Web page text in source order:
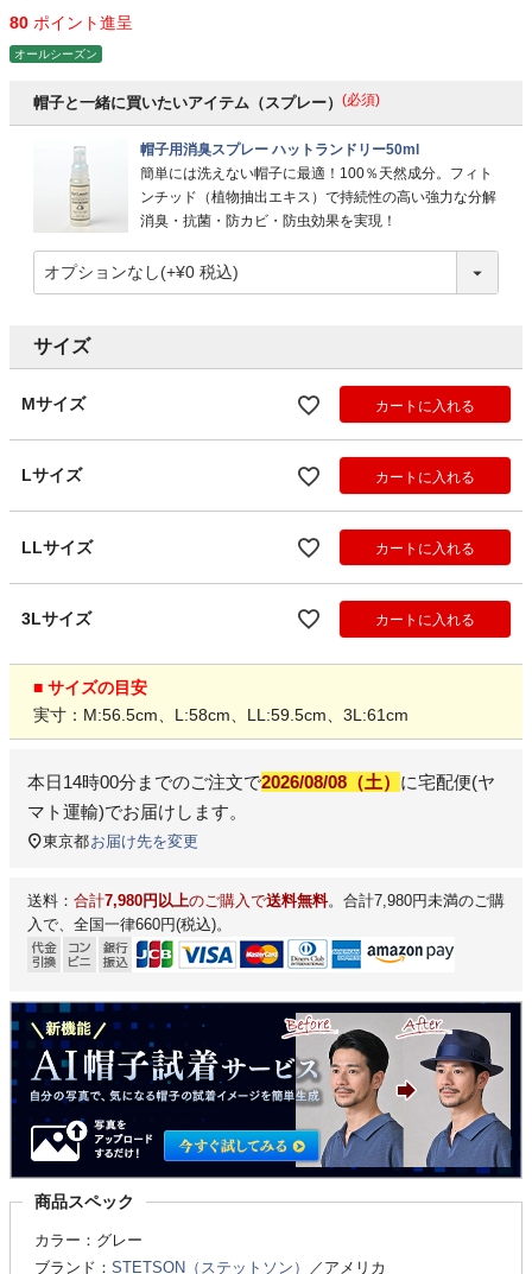
80 ポイント進呈
オールシーズン
帽子と一緒に買いたいアイテム（スプレー） (必須)
帽子用消臭スプレー ハットランドリー50ml
簡単には洗えない帽子に最適！100％天然成分。フィト
ンチッド（植物抽出エキス）で持続性の高い強力な分解
消臭・抗菌・防カビ・防虫効果を実現！
サイズ
Mサイズ カートに入れる
Lサイズ カートに入れる
LLサイズ カートに入れる
3Lサイズ カートに入れる
■ サイズの目安
実寸：M:56.5cm、L:58cm、LL:59.5cm、3L:61cm
本日14時00分 までのご注文で2026/08/08（土） に宅配便(ヤ
マト運輸)でお届けします。
東京都お届け先を変更
送料： 合計7,980円以上のご購入で送料無料。合計7,980円未満のご購
入で、全国一律660円(税込)。
商品スペック
カラー：グレー
ブランド： STETSON（ステットソン） ／アメリカ